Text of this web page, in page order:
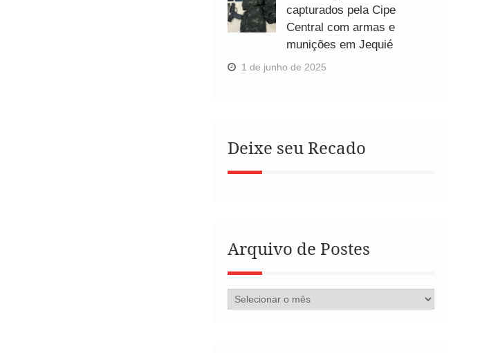
capturados pela Cipe
Central com armas e
munições em Jequié
1 de junho de 2025
Deixe seu Recado
Arquivo de Postes
Arquivo